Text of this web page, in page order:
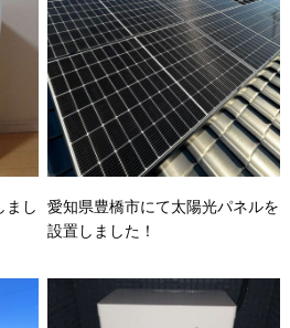
まし
愛知県豊橋市にて太陽光パネルを
設置しました！